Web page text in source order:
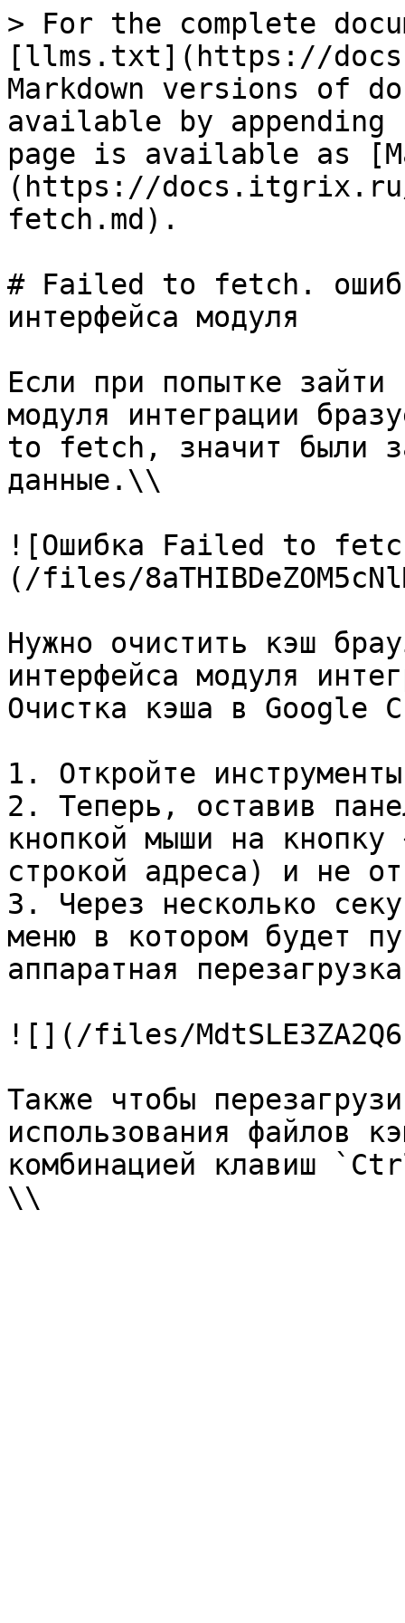
> For the complete
[llms.txt](https://
Markdown versions of
available by
page is available as
(https://
fetch.md).
# Failed to fetch.
интерфейса модуля
Если при попытке зайти
модуля интеграции
to fetch, значит были
данные.\\
![Ошибка Failed to
(/files/
Нужно очистить кэш
интерфейса модуля
Очистка кэша в Google
1. Откройте
2. Теперь, оставив
кнопкой мыши на
строкой адреса) и не
3. Через несколько
меню в котором будет
аппаратная
![](/files/
Также чтобы
использования файлов
комбинацией клавиш